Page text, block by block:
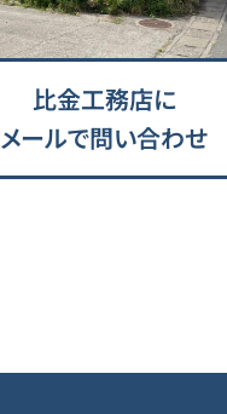
比金工務店に
メールで問い合わせ